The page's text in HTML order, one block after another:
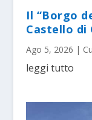
Il “Borgo
Castello di
Ago 5, 2026 |
leggi tutto